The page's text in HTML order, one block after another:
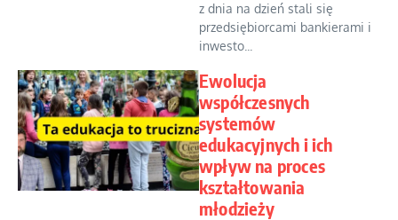
z dnia na dzień stali się
przedsiębiorcami bankierami i
inwesto...
Ewolucja
współczesnych
systemów
edukacyjnych i ich
wpływ na proces
kształtowania
młodzieży